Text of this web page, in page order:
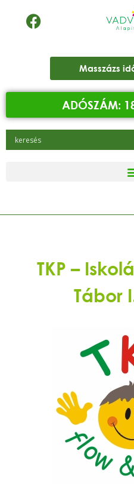
Masszázs
ADÓSZÁM:
TKP –
Tábor